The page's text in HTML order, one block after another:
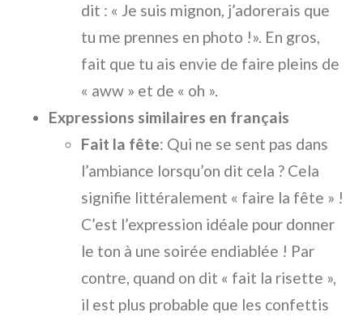
dit : « Je suis mignon, j’adorerais que
tu me prennes en photo !». En gros,
fait que tu ais envie de faire pleins de
« aww » et de « oh ».
Expressions similaires en français
Fait la fête: Qui ne se sent pas dans
l’ambiance lorsqu’on dit cela ? Cela
signifie littéralement « faire la fête » !
C’est l’expression idéale pour donner
le ton à une soirée endiablée ! Par
contre, quand on dit « fait la risette »,
il est plus probable que les confettis